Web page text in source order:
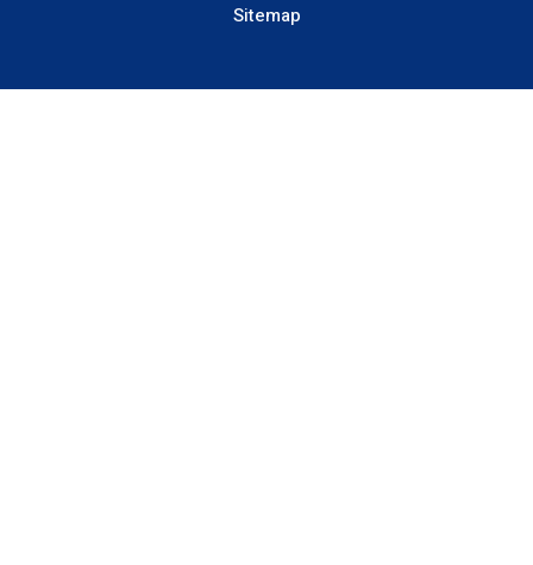
Sitemap